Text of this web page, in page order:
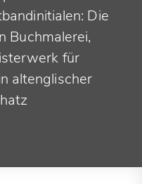
Die
Buchmalerei,
für
altenglischer